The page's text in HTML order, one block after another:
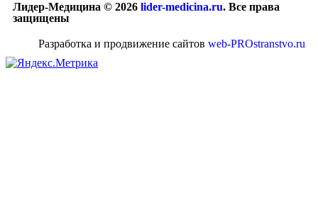
Лидер-Медицина © 2026 lider-medicina.ru. Все права
защищены
Разработка и продвижение сайтов web-PROstranstvo.ru